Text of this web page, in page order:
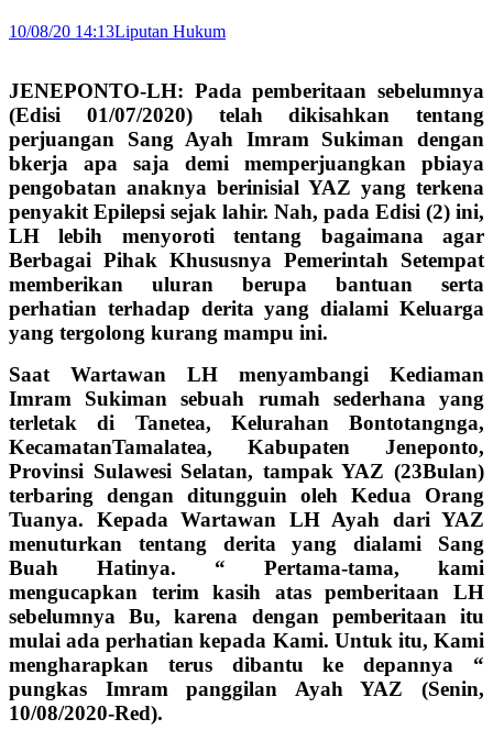
10/08/20 14:13Liputan Hukum
JENEPONTO-LH: Pada pemberitaan sebelumnya
(Edisi 01/07/2020) telah dikisahkan tentang
perjuangan Sang Ayah Imram Sukiman dengan
bkerja apa saja demi memperjuangkan pbiaya
pengobatan anaknya berinisial YAZ yang terkena
penyakit Epilepsi sejak lahir. Nah, pada Edisi (2) ini,
LH lebih menyoroti tentang bagaimana agar
Berbagai Pihak Khususnya Pemerintah Setempat
memberikan uluran berupa bantuan serta
perhatian terhadap derita yang dialami Keluarga
yang tergolong kurang mampu ini.
Saat Wartawan LH menyambangi Kediaman
Imram Sukiman sebuah rumah sederhana yang
terletak di Tanetea, Kelurahan Bontotangnga,
KecamatanTamalatea, Kabupaten Jeneponto,
Provinsi Sulawesi Selatan, tampak YAZ (23Bulan)
terbaring dengan ditungguin oleh Kedua Orang
Tuanya. Kepada Wartawan LH Ayah dari YAZ
menuturkan tentang derita yang dialami Sang
Buah Hatinya. “ Pertama-tama, kami
mengucapkan terim kasih atas pemberitaan LH
sebelumnya Bu, karena dengan pemberitaan itu
mulai ada perhatian kepada Kami. Untuk itu, Kami
mengharapkan terus dibantu ke depannya “
pungkas Imram panggilan Ayah YAZ (Senin,
10/08/2020-Red).